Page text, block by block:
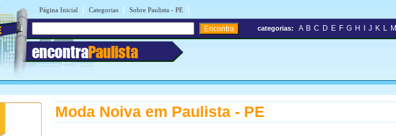
Página Inicial | Categorias | Sobre Paulista - PE |
encontraPaulista
categorias: A B C D E F G H J K L M
Moda Noiva em Paulista - PE